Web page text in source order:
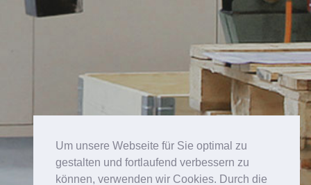
Um unsere Webseite für Sie optimal zu
gestalten und fortlaufend verbessern zu
können, verwenden wir Cookies. Durch die